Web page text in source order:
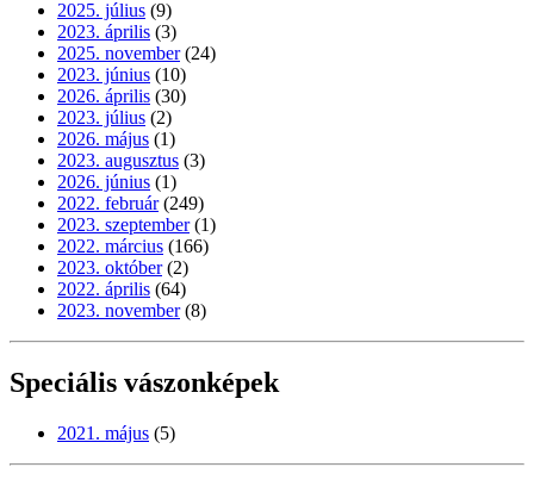
2025. július (9)
2023. április (3)
2025. november (24)
2023. június (10)
2026. április (30)
2023. július (2)
2026. május (1)
2023. augusztus (3)
2026. június (1)
2022. február (249)
2023. szeptember (1)
2022. március (166)
2023. október (2)
2022. április (64)
2023. november (8)
Speciális vászonképek
2021. május (5)